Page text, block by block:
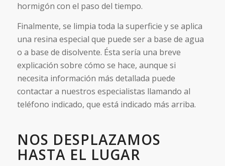
hormigón con el paso del tiempo.
Finalmente, se limpia toda la superficie y se aplica
una resina especial que puede ser a base de agua
o a base de disolvente. Ésta sería una breve
explicación sobre cómo se hace, aunque si
necesita información más detallada puede
contactar a nuestros especialistas llamando al
teléfono indicado, que está indicado más arriba.
NOS DESPLAZAMOS
HASTA EL LUGAR